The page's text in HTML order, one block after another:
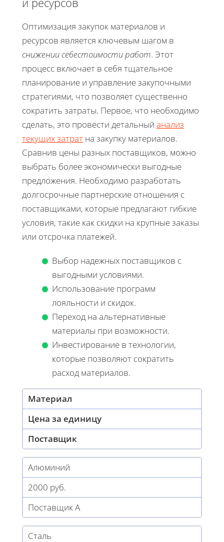
Оптимизация закупок материалов и
ресурсов является ключевым шагом в
снижении себестоимости работ. Этот
процесс включает в себя тщательное
планирование и управление закупочными
стратегиями, что позволяет существенно
сократить затраты. Первое, что необходимо
сделать, это провести детальный анализ
текущих затрат на закупку материалов.
Сравнив цены разных поставщиков, можно
выбрать более экономически выгодные
предложения. Необходимо разработать
долгосрочные партнерские отношения с
поставщиками, которые предлагают гибкие
условия, такие как скидки на крупные заказы
или отсрочка платежей.
Выбор надежных поставщиков с
выгодными условиями.
Использование программ
лояльности и скидок.
Переход на альтернативные
материалы при возможности.
Инвестирование в технологии,
которые позволяют сократить
расход материалов.
Материал
Цена за единицу
Поставщик
Алюминий
2000 руб.
Поставщик А
Сталь